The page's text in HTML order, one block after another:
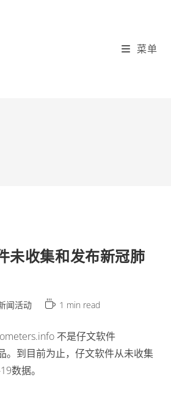
菜单
未收集和发布新冠肺
闻活动
Reading
1 min read
不是仔文软件
。到目前为止，仔文软件从未收集
数据。